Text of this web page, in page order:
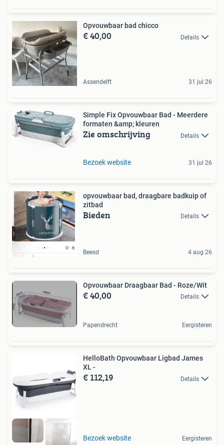
Opvouwbaar bad chicco
€ 40,00 Details
Assendelft 31 jul 26
Simple Fix Opvouwbaar Bad - Meerdere
formaten &amp; kleuren
Zie omschrijving Details
Bezoek website 31 jul 26
opvouwbaar bad, draagbare badkuip of
zitbad
Bieden Details
Beesd 4 aug 26
Opvouwbaar Draagbaar Bad - Roze/Wit
€ 40,00 Details
Papendrecht Eergisteren
HelloBath Opvouwbaar Ligbad James
XL -
€ 112,19 Details
Bezoek website Eergisteren